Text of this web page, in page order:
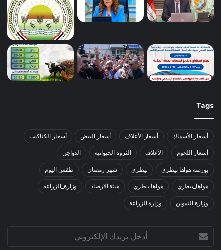
Tags
أسعار الأسماك أسعار الأعلاف أسعار البيض أسعار الكتاكيت
أسعار اللحوم الأعلاف الثروة الحيوانية الدواجن
بورصة هواها بيطري بيطري شهر رمضان طقس اليوم
هواها_بيطري هواها بيطري هيئة الارصاد وزارة_الزراعه
وزارة التموين وزارة الزراعة
بريدك